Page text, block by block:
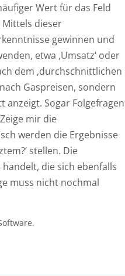
Wert für das Feld
Mittels dieser
gewinnen und
etwa ‚Umsatz‘ oder
dem ‚durchschnittlichen
Gaspreisen, sondern
anzeigt. Sogar Folgefragen
mir die
werden die Ergebnisse
stellen. Die
die sich ebenfalls
muss nicht nochmal